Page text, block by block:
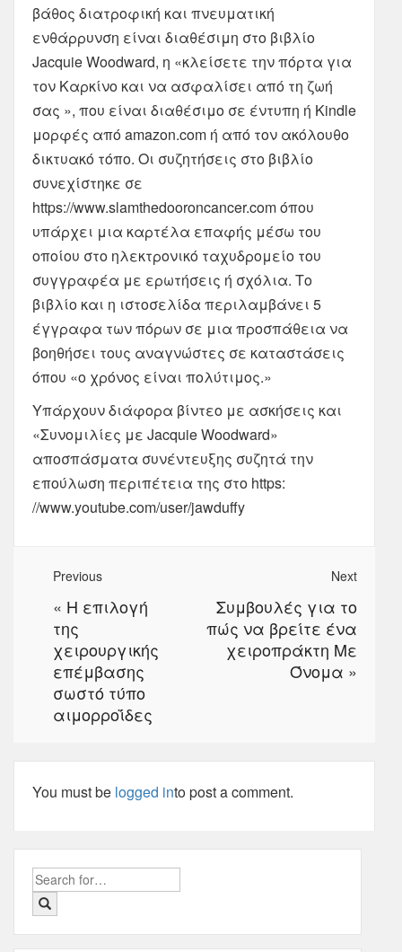
βάθος διατροφική και πνευματική
ενθάρρυνση είναι διαθέσιμη στο βιβλίο
Jacquie Woodward, η «κλείσετε την πόρτα για
τον Καρκίνο και να ασφαλίσει από τη ζωή
σας », που είναι διαθέσιμο σε έντυπη ή Kindle
μορφές από amazon.com ή από τον ακόλουθο
δικτυακό τόπο. Οι συζητήσεις στο βιβλίο
συνεχίστηκε σε
https://www.slamthedooroncancer.com όπου
υπάρχει μια καρτέλα επαφής μέσω του
οποίου στο ηλεκτρονικό ταχυδρομείο του
συγγραφέα με ερωτήσεις ή σχόλια. Το
βιβλίο και η ιστοσελίδα περιλαμβάνει 5
έγγραφα των πόρων σε μια προσπάθεια να
βοηθήσει τους αναγνώστες σε καταστάσεις
όπου «ο χρόνος είναι πολύτιμος.»
Υπάρχουν διάφορα βίντεο με ασκήσεις και
«Συνομιλίες με Jacquie Woodward»
αποσπάσματα συνέντευξης συζητά την
επούλωση περιπέτεια της στο https:
//www.youtube.com/user/jawduffy
Next
Συμβουλές για το
πώς να βρείτε ένα
χειροπράκτη Με
Όνομα »
Previous
« Η επιλογή
της
χειρουργικής
επέμβασης
σωστό τύπο
αιμορροΐδες
You must be logged into post a comment.
Search
for: